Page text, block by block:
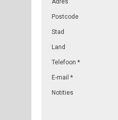
Adres
Postcode
Stad
Land
Telefoon *
E-mail *
Notities